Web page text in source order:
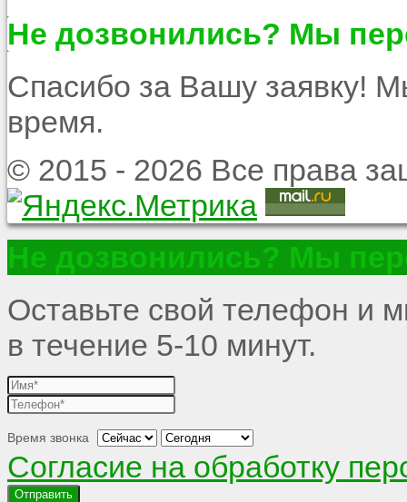
Не дозвонились? Мы
Спасибо за Вашу заявку!
время.
© 2015 - 2026 Все права
Не дозвонились? Мы
Оставьте свой телефон и
в течение 5-10 минут.
Время звонка
Согласие на обработку
Отправить